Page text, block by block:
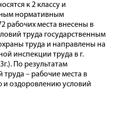
к 2 классу и
нормативным
рабочих места внесены в
труда государственным
труда и направлены на
инспекции труда в г.
По результатам
– рабочие места в
оздоровлению условий